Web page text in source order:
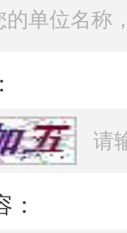
：